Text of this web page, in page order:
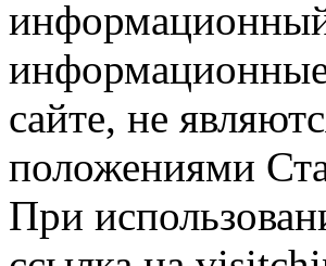
сайте, не
положениями
При